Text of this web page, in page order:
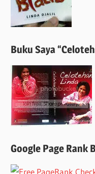
Buku Saya
Google Page Rank